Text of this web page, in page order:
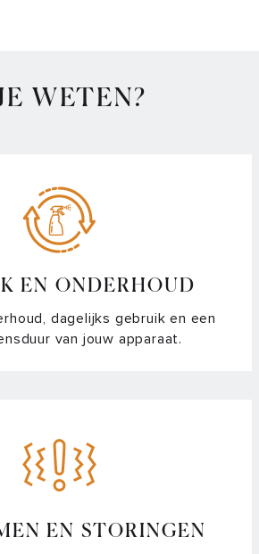
WETEN?
EN ONDERHOUD
dagelijks gebruik en een
van jouw apparaat.
EN STORINGEN